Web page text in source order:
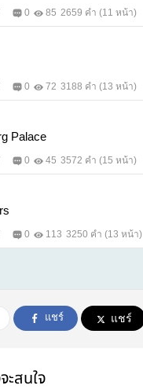
0 85 2659 คำ (11 หน้า)
0 72 3188 คำ (13 หน้า)
Palace
0 45 3572 คำ (15 หน้า)
0 113 3250 คำ (13 หน้า)
แชร์ แชร์
ะสนใจ